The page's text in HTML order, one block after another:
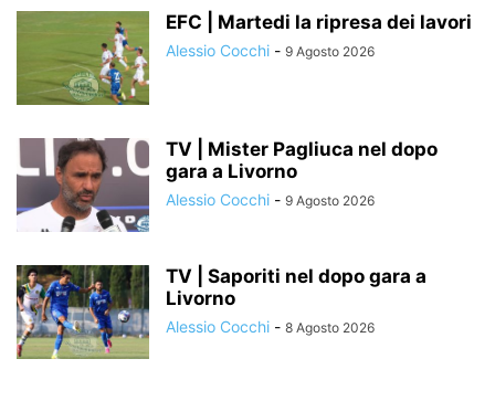
EFC | Martedi la ripresa dei lavori
Alessio Cocchi - 9 Agosto 2026
TV | Mister Pagliuca nel dopo
gara a Livorno
Alessio Cocchi - 9 Agosto 2026
TV | Saporiti nel dopo gara a
Livorno
Alessio Cocchi - 8 Agosto 2026